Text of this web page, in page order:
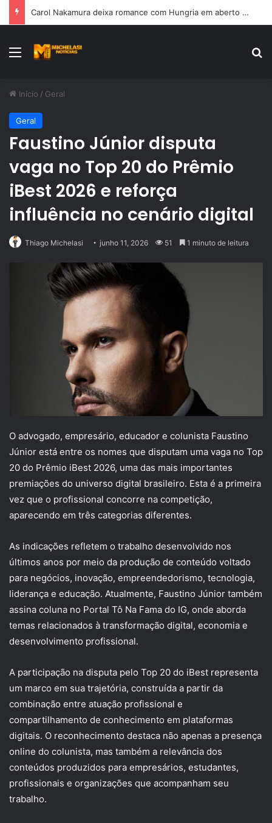
Carol Nakamura deixa romance com Hungria em aberto ao falar sobre vida amorosa
Menu
Início / Geral
Geral
Faustino Júnior disputa
vaga no Top 20 do Prêmio
iBest 2026 e reforça
influência no cenário digital
Thiago Michelasi junho 11, 2026 51 1 minuto de leitura
O advogado, empresário, educador e colunista Faustino
Júnior está entre os nomes que disputam uma vaga no Top
20 do Prêmio iBest 2026, uma das mais importantes
premiações do universo digital brasileiro. Esta é a primeira
vez que o profissional concorre na competição,
aparecendo em três categorias diferentes.
As indicações refletem o trabalho desenvolvido nos
últimos anos por meio da produção de conteúdo voltado
para negócios, inovação, empreendedorismo, tecnologia,
liderança e educação. Atualmente, Faustino Júnior também
assina coluna no Portal Tô Na Fama do IG, onde aborda
temas relacionados à transformação digital, economia e
desenvolvimento profissional.
A participação na disputa pelo Top 20 do iBest representa
um marco em sua trajetória, construída a partir da
combinação entre atuação profissional e
compartilhamento de conhecimento em plataformas
digitais. O reconhecimento destaca não apenas a presença
online do colunista, mas também a relevância dos
conteúdos produzidos para empresários, estudantes,
profissionais e organizações que acompanham seu
trabalho.